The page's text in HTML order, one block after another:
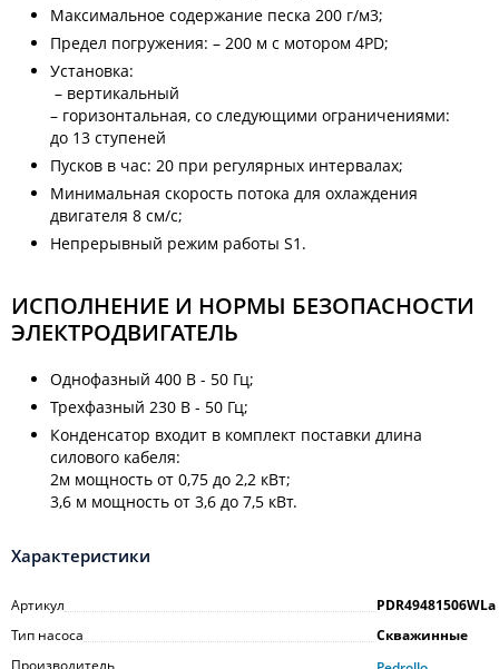
Максимальное содержание песка 200 г/м3;
Предел погружения: – 200 м с мотором 4PD;
Установка:
– вертикальный
– горизонтальная, со следующими ограничениями:
до 13 ступеней
Пусков в час: 20 при регулярных интервалах;
Минимальная скорость потока для охлаждения
двигателя 8 см/с;
Непрерывный режим работы S1.
ИСПОЛНЕНИЕ И НОРМЫ БЕЗОПАСНОСТИ
ЭЛЕКТРОДВИГАТЕЛЬ
Однофазный 400 В - 50 Гц;
Трехфазный 230 В - 50 Гц;
Конденсатор входит в комплект поставки длина
силового кабеля:
2м мощность от 0,75 до 2,2 кВт;
3,6 м мощность от 3,6 до 7,5 кВт.
Характеристики
Артикул
PDR49481506WLa
Тип насоса
Скважинные